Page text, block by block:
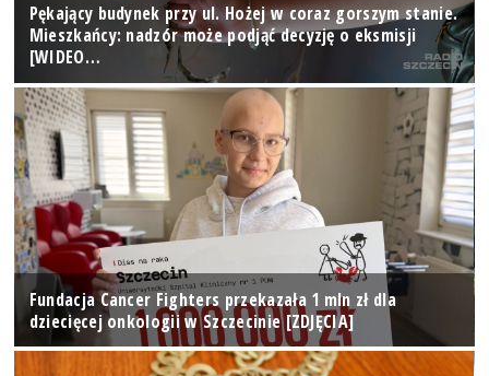
Pękający budynek przy ul. Hożej w coraz gorszym stanie.
Mieszkańcy: nadzór może podjąć decyzję o eksmisji
[WIDEO…
Fundacja Cancer Fighters przekazała 1 mln zł dla
dziecięcej onkologii w Szczecinie [ZDJĘCIA]